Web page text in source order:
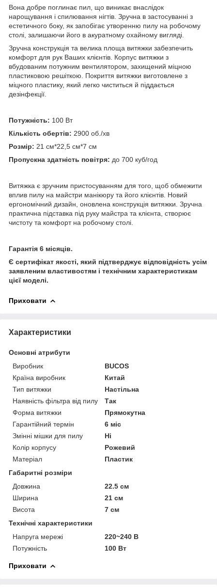
Вона добре поглинає пил, що виникає внаслідок
нарощування і спилювання нігтів. Зручна в застосуванні з
естетичного боку, як запобігає утворенню пилу на робочому
столі, залишаючи його в акуратному охайному вигляді.
Зручна конструкція та велика площа витяжки забезпечить
комфорт для рук Ваших клієнтів. Корпус витяжки з
вбудованим потужним вентилятором, захищений міцною
пластиковою решіткою. Покриття витяжки виготовлене з
міцного пластику, який легко чиститься й піддається
дезінфекції.
Потужність: 100 Вт
Кількість обертів: 2900 об./хв
Розмір: 21 см*22,5 см*7 см
Пропускна здатність повітря: до 700 куб/год
Витяжка є зручним пристосуванням для того, щоб обмежити
вплив пилу на майстри манікюру та його клієнтів. Новий
ергономічний дизайн, оновлена конструкція витяжки. Зручна
практична підставка під руку майстра та клієнта, створює
чистоту та комфорт на робочому столі.
Гарантія 6 місяців.
Є сертифікат якості, який підтверджує відповідність усім
заявленим властивостям і технічним характеристикам
цієї моделі.
Приховати
Характеристики
Основні атрибути
Виробник
BUCOS
Країна виробник
Китай
Тип витяжки
Настільна
Наявність фільтра від пилу
Так
Форма витяжки
Прямокутна
Гарантійний термін
6 міс
Змінні мішки для пилу
Ні
Колір корпусу
Рожевий
Матеріал
Пластик
Габаритні розміри
Довжина
22.5 см
Ширина
21 см
Висота
7 см
Технічні характеристики
Напруга мережі
220~240 В
Потужність
100 Вт
Приховати